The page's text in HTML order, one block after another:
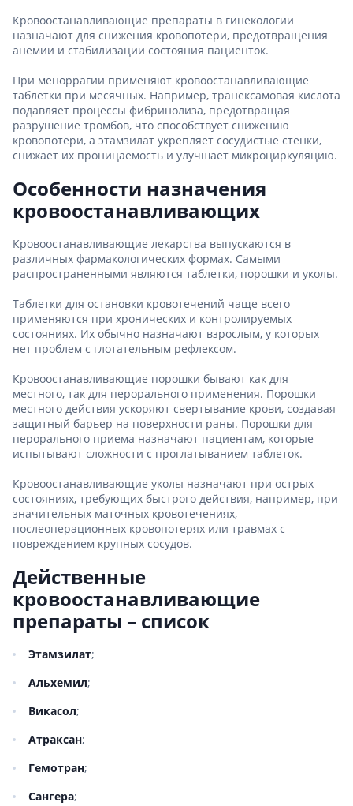
Кровоостанавливающие препараты в гинекологии
назначают для снижения кровопотери, предотвращения
анемии и стабилизации состояния пациенток.
При меноррагии применяют кровоостанавливающие
таблетки при месячных. Например, транексамовая кислота
подавляет процессы фибринолиза, предотвращая
разрушение тромбов, что способствует снижению
кровопотери, а этамзилат укрепляет сосудистые стенки,
снижает их проницаемость и улучшает микроциркуляцию.
Особенности назначения
кровоостанавливающих
Кровоостанавливающие лекарства выпускаются в
различных фармакологических формах. Самыми
распространенными являются таблетки, порошки и уколы.
Таблетки для остановки кровотечений чаще всего
применяются при хронических и контролируемых
состояниях. Их обычно назначают взрослым, у которых
нет проблем с глотательным рефлексом.
Кровоостанавливающие порошки бывают как для
местного, так для перорального применения. Порошки
местного действия ускоряют свертывание крови, создавая
защитный барьер на поверхности раны. Порошки для
перорального приема назначают пациентам, которые
испытывают сложности с проглатыванием таблеток.
Кровоостанавливающие уколы назначают при острых
состояниях, требующих быстрого действия, например, при
значительных маточных кровотечениях,
послеоперационных кровопотерях или травмах с
повреждением крупных сосудов.
Действенные
кровоостанавливающие
препараты – список
Этамзилат;
Альхемил;
Викасол;
Атраксан;
Гемотран;
Сангера;